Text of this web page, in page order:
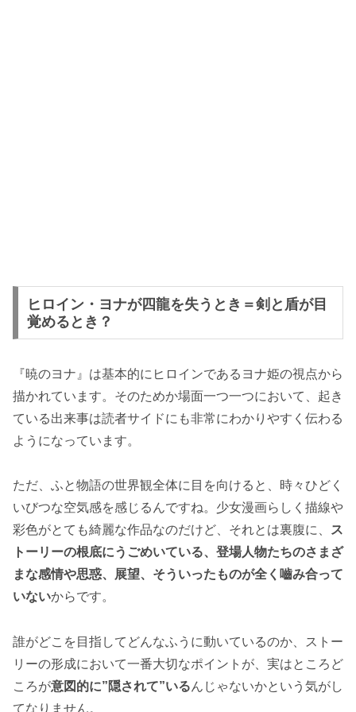
ヒロイン・ヨナが四龍を失うとき＝剣と盾が目
覚めるとき？
『暁のヨナ』は基本的にヒロインであるヨナ姫の視点から
描かれています。そのためか場面一つ一つにおいて、起き
ている出来事は読者サイドにも非常にわかりやすく伝わる
ようになっています。
ただ、ふと物語の世界観全体に目を向けると、時々ひどく
いびつな空気感を感じるんですね。少女漫画らしく描線や
彩色がとても綺麗な作品なのだけど、それとは裏腹に、
ス
トーリーの根底にうごめいている、登場人物たちのさまざ
まな感情や思惑、展望、そういったものが全く嚙み合って
いないからです。
誰がどこを目指してどんなふうに動いているのか、ストー
リーの形成において一番大切なポイントが、実はところど
ころが意図的に”隠されて”いるんじゃないかという気がし
てなりません。